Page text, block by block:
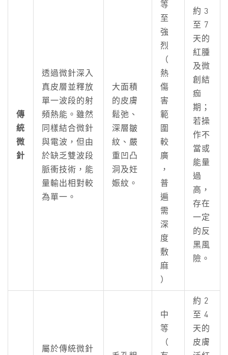
傳
統
微
針
透過微針深入
真皮層並釋放
單一波段的射
頻熱能。雖然
同樣結合微針
與電波，但由
於缺乏雙波段
脈衝技術，能
量輸出相對較
為單一。
大面積
的皮膚
鬆弛、
深層皺
紋、嚴
重凹凸
洞及妊
娠紋。
等
至
強
烈
（
熱
傷
害
範
圍
較
廣
，
普
遍
需
深
度
敷
麻
）
約 3
至 7
天的
紅腫
及微
創結
痂
期；
若操
作不
當或
能量
過
高，
存在
一定
的反
黑風
險。
屬於傳統微針
中
等
（
約 2
至 4
天的
皮膚